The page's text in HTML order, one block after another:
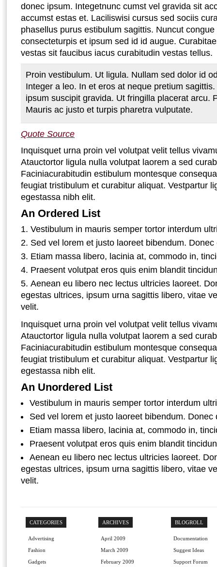
donec ipsum. Integetnunc cumst vel gravida sit
accumst estas et. Laciliswisi cursus sed sociis
phasellus purus estibulum sagittis. Nuncut
consecteturpis et ipsum sed id id augue.
vestas sit faucibus iacus curabitudin vestas tellus.
Proin vestibulum. Ut ligula. Nullam sed dolor id
Integer a leo. In et eros at neque pretium
ipsum suscipit gravida. Ut fringilla placerat arcu.
Mauris ac justo et turpis pharetra vulputate.
Quote Source
Inquisquet urna proin vel volutpat velit tellus
Atauctortor ligula nulla volutpat laorem a sed
Faciniacurabitudin estibulum montesque
feugiat tristibulum et curabitur aliquat. Vestpartur
egestassa nibh elit.
An Ordered List
Vestibulum in mauris semper tortor interdum
Sed vel lorem et justo laoreet bibendum. Donec
Etiam massa libero, lacinia at, commodo in,
Praesent volutpat eros quis enim blandit
Aenean eu libero nec lectus ultricies laoreet.
egestas ultrices, ipsum urna sagittis libero, vitae
velit.
Inquisquet urna proin vel volutpat velit tellus
Atauctortor ligula nulla volutpat laorem a sed
Faciniacurabitudin estibulum montesque
feugiat tristibulum et curabitur aliquat. Vestpartur
egestassa nibh elit.
An Unordered List
Vestibulum in mauris semper tortor interdum
Sed vel lorem et justo laoreet bibendum. Donec
Etiam massa libero, lacinia at, commodo in,
Praesent volutpat eros quis enim blandit
Aenean eu libero nec lectus ultricies laoreet.
egestas ultrices, ipsum urna sagittis libero, vitae
velit.
CATEGORIES
Advertising
Fashion
Gadgets
ARCHIVES
April 2009
March 2009
February 2009
BLOGROLL
Documentation
Suggest Ideas
Support Forum